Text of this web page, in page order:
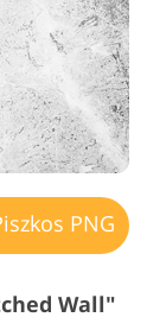
PNG
Wall"